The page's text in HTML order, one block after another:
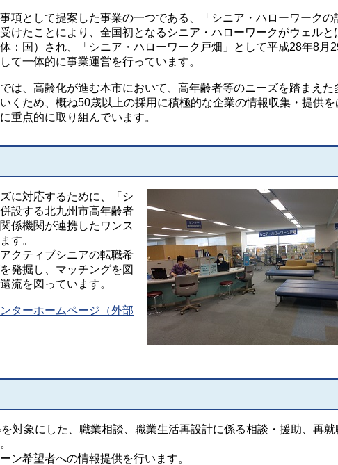
項として提案した事業の一つである、「シニア・ハローワークの
けたことにより、全国初となるシニア・ハローワークがウェルと
：国）され、「シニア・ハローワーク戸畑」として平成28年8月
て一体的に事業運営を行っています。
は、高齢化が進む本市において、高年齢者等のニーズを踏まえた
くため、概ね50歳以上の採用に積極的な企業の情報収集・提供を
重点的に取り組んでいます。
に対応するために、「シ
設する北九州市高年齢者
係機関が連携したワンス
す。
クティブシニアの転職希
発掘し、マッチングを図
流を図っています。
ターホームページ（外部
対象にした、職業相談、職業生活再設計に係る相談・援助、再就
ン希望者への情報提供を行います。